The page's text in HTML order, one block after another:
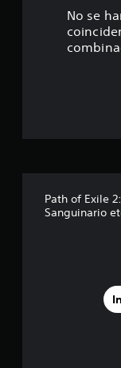
No se
Path of Exile
Sanguinario